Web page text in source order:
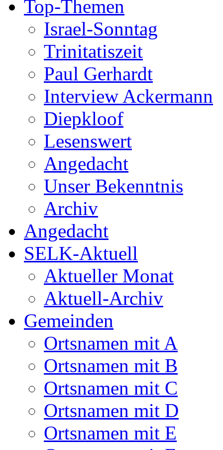
Top-Themen
Israel-Sonntag
Trinitatiszeit
Paul Gerhardt
Interview Ackermann
Diepkloof
Lesenswert
Angedacht
Unser Bekenntnis
Archiv
Angedacht
SELK-Aktuell
Aktueller Monat
Aktuell-Archiv
Gemeinden
Ortsnamen mit A
Ortsnamen mit B
Ortsnamen mit C
Ortsnamen mit D
Ortsnamen mit E